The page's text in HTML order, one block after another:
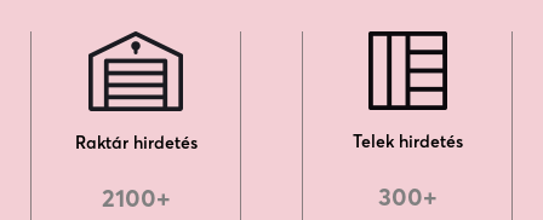
Raktár hirdetés
2100+
Telek hirdetés
300+